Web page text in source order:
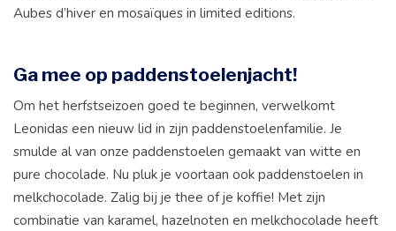
Aubes d’hiver en mosaïques in limited editions.
Ga mee op paddenstoelenjacht!
Om het herfstseizoen goed te beginnen, verwelkomt
Leonidas een nieuw lid in zijn paddenstoelenfamilie. Je
smulde al van onze paddenstoelen gemaakt van witte en
pure chocolade. Nu pluk je voortaan ook paddenstoelen in
melkchocolade. Zalig bij je thee of je koffie! Met zijn
combinatie van karamel, hazelnoten en melkchocolade heeft